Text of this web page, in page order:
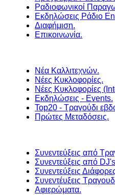
Ραδιοφωνικοί
Εκδηλώσεις Ράδιο
Διαφήμιση.
Επικοινωνία.
Νέα Καλλιτεχνών.
Νέες Κυκλοφορίες.
Νέες Κυκλοφορίες
Εκδηλώσεις - Events.
Top20 - Τραγούδι
Πρώτες Μεταδόσεις.
Συνεντεύξεις από
Συνεντεύξεις από DJ's
Συνεντεύξεις
Συνεντέυξεις
Αφιερώματα.